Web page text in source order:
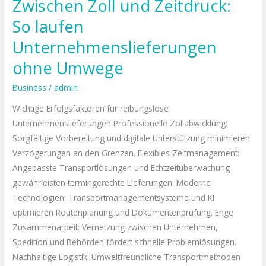
Zwischen Zoll und Zeitdruck:
So laufen
Unternehmenslieferungen
ohne Umwege
Business /admin
Wichtige Erfolgsfaktoren für reibungslose
Unternehmenslieferungen Professionelle Zollabwicklung:
Sorgfältige Vorbereitung und digitale Unterstützung minimieren
Verzögerungen an den Grenzen. Flexibles Zeitmanagement:
Angepasste Transportlösungen und Echtzeitüberwachung
gewährleisten termingerechte Lieferungen. Moderne
Technologien: Transportmanagementsysteme und KI
optimieren Routenplanung und Dokumentenprüfung. Enge
Zusammenarbeit: Vernetzung zwischen Unternehmen,
Spedition und Behörden fördert schnelle Problemlösungen.
Nachhaltige Logistik: Umweltfreundliche Transportmethoden